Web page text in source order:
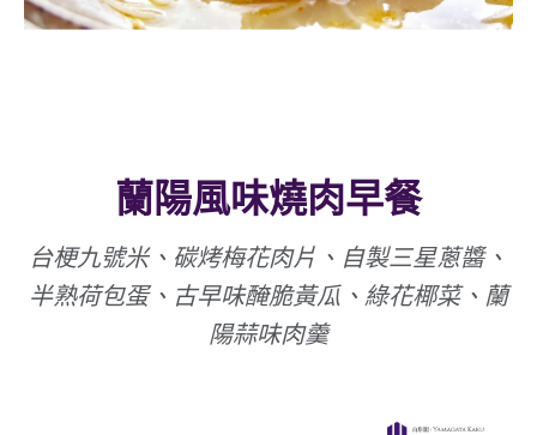
蘭陽風味燒肉早餐
台梗九號米、碳烤梅花肉片、自製三星蔥醬、
半熟荷包蛋、古早味醃脆黃瓜、綠花椰菜、蘭
陽蒜味肉羹